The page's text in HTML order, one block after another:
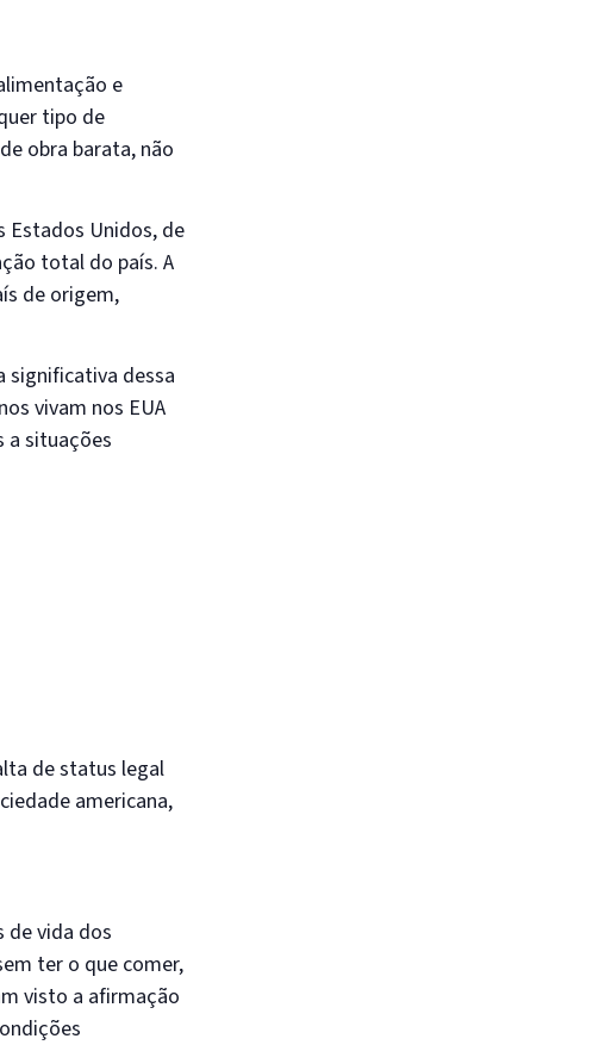
e
tipo de
obra barata, não
Estados Unidos, de
total do país. A
de origem,
significativa dessa
vivam nos EUA
a situações
de status legal
americana,
de vida dos
ter o que comer,
visto a afirmação